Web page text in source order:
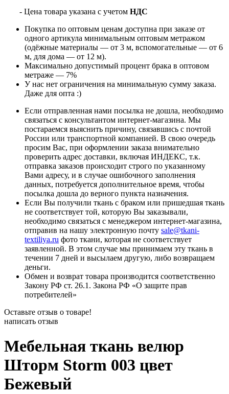
- Цена товара указана с учетом НДС
Покупка по оптовым ценам доступна при заказе от
одного артикула минимальным оптовым метражом
(одёжные материалы — от 3 м, вспомогательные — от 6
м, для дома — от 12 м).
Максимально допустимый процент брака в оптовом
метраже — 7%
У нас нет ограничения на минимальную сумму заказа.
Даже для опта :)
Если отправленная нами посылка не дошла, необходимо
связаться с консультантом интернет-магазина. Мы
постараемся выяснить причину, связавшись с почтой
России или транспортной компанией. В свою очередь
просим Вас, при оформлении заказа внимательно
проверить адрес доставки, включая ИНДЕКС, т.к.
отправка заказов происходит строго по указанному
Вами адресу, и в случае ошибочного заполнения
данных, потребуется дополнительное время, чтобы
посылка дошла до верного пункта назначения.
Если Вы получили ткань с браком или пришедшая ткань
не соответствует той, которую Вы заказывали,
необходимо связаться с менеджером интернет-магазина,
отправив на нашу электронную почту sale@tkani-
textiliya.ru фото ткани, которая не соответствует
заявленной. В этом случае мы принимаем эту ткань в
течении 7 дней и высылаем другую, либо возвращаем
деньги.
Обмен и возврат товара производится соответственно
Закону РФ ст. 26.1. Закона РФ «О защите прав
потребителей»
Оставьте отзыв о товаре!
написать отзыв
Мебельная ткань велюр
Шторм Storm 003 цвет
Бежевый